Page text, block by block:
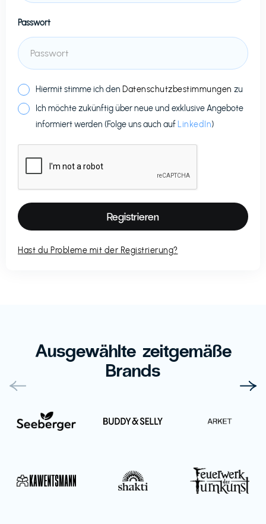
Passwort
Hiermit stimme ich den Datenschutzbestimmungen zu
Ich möchte zukünftig über neue und exklusive Angebote
informiert werden (Folge uns auch auf LinkedIn)
Hast du Probleme mit der Registrierung?
Ausgewählte zeitgemäße
Brands